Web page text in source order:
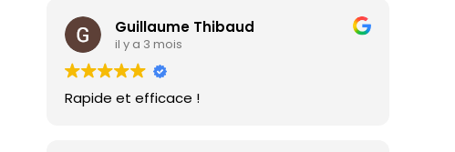
Guillaume Thibaud
il y a 3 mois
Rapide et efficace !